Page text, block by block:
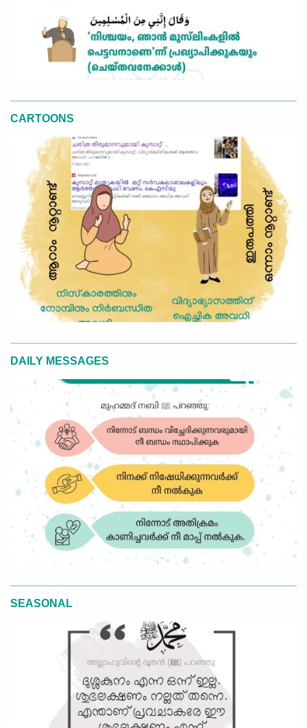
CARTOONS
DAILY MESSAGES
SEASONAL